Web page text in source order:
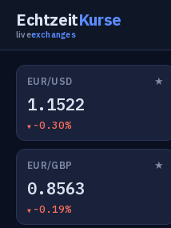
EchtzeitKurse
liveexchanges
EUR/USD ★
1.1522
-0.30%
EUR/GBP ★
0.8563
-0.19%